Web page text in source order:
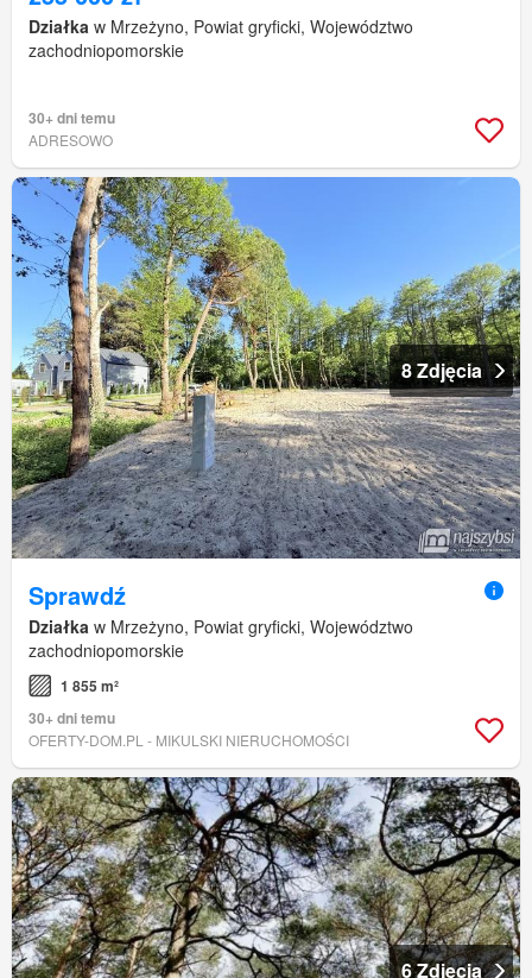
Działka w Mrzeżyno, Powiat gryficki, Województwo
zachodniopomorskie
30+ dni temu
ADRESOWO
8 Zdjęcia
Sprawdź
Działka w Mrzeżyno, Powiat gryficki, Województwo
zachodniopomorskie
1 855 m²
30+ dni temu
OFERTY-DOM.PL - MIKULSKI NIERUCHOMOŚCI
6 Zdjęcia